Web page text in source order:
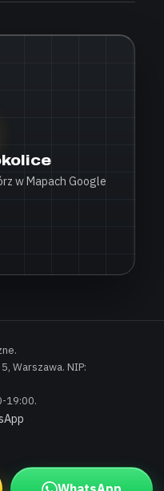
w Mapach Google
Warszawa. NIP:
19:00.